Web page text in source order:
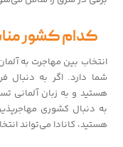
کدام کشور
انتخاب بین مهاجرت به
شما دارد. اگر به
هستید و به زبان آلمانی
به دنبال کشوری
هستید، کانادا می‌تواند